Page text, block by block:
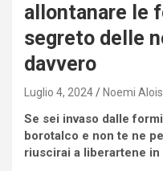
allontanare le
segreto delle
davvero
Luglio 4, 2024 Noemi
Se sei invaso dalle
borotalco e non te ne
riuscirai a liberartene in